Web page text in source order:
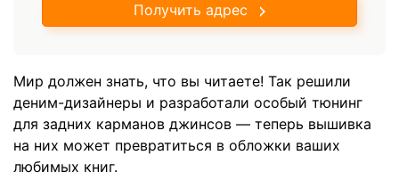
Получить адрес
Мир должен знать, что вы читаете! Так решили
деним-дизайнеры и разработали особый тюнинг
для задних карманов джинсов — теперь вышивка
на них может превратиться в обложки ваших
любимых книг.